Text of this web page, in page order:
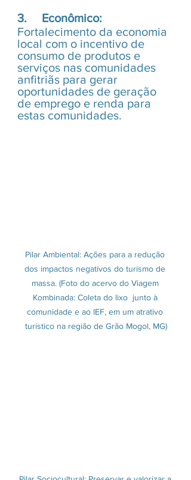
3.     Econômico:
Fortalecimento da economia
local com o incentivo de
consumo de produtos e
serviços nas comunidades
anfitriãs para gerar
oportunidades de geração
de emprego e renda para
estas comunidades.
Pilar Ambiental: Ações para a redução
dos impactos negativos do turismo de
massa. (Foto do acervo do Viagem
Kombinada: Coleta do lixo  junto à
comunidade e ao IEF, em um atrativo
turístico na região de Grão Mogol, MG)